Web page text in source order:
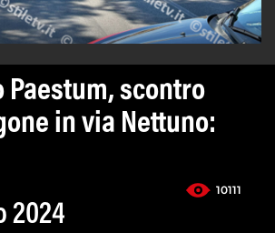
Paestum, scontro
in via Nettuno:
10111
2024